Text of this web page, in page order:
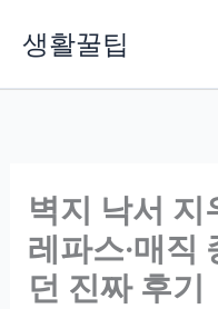
생활꿀팁
벽지 낙서 지
레파스·매직
던 진짜 후기